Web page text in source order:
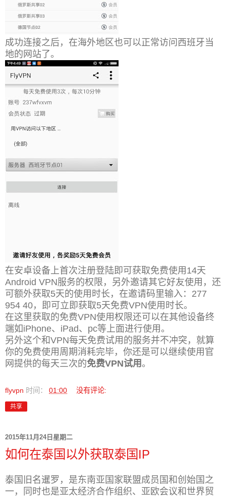
成功连接之后，在海外地区也可以正常访问西班牙当
地的网站了。
在安卓设备上首次注册登陆即可获取免费使用14天
Android VPN服务的权限，另外邀请其它好友使用，还
可额外获取5天的使用时长，在邀请码里输入：277
954 40，即可立即获取5天免费VPN使用时长。
在这里获取的免费VPN使用权限还可以在其他设备终
端如iPhone、iPad、pc等上面进行使用。
另外这个和VPN每天免费试用的服务并不冲突，就算
你的免费使用周期消耗完毕，你还是可以继续使用官
网提供的每天三次的免费VPN试用。
flyvpn 时间： 01:00 没有评论:
共享
2015年11月24日星期二
如何在泰国以外获取泰国IP
泰国旧名暹罗，是东南亚国家联盟成员国和创始国之
一，同时也是亚太经济合作组织、亚欧会议和世界贸